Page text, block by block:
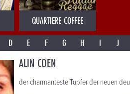
QUARTIERE COFFEE
D E F G H I J
ALIN COEN
der charmanteste Tupfer der neuen